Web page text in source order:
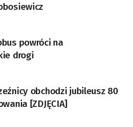
powróci na
drogi
obchodzi jubileusz 80
[ZDJĘCIA]